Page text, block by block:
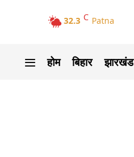
32.3 C Patna
होम बिहार झारखंड